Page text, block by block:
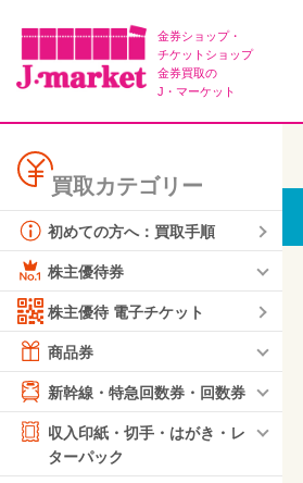
金券ショップ・
チケットショップ
金券買取の
J・マーケット
買取カテゴリー
初めての方へ：買取手順
株主優待券
株主優待 電子チケット
商品券
新幹線・特急回数券・回数券
収入印紙・切手・はがき・レ
ターパック